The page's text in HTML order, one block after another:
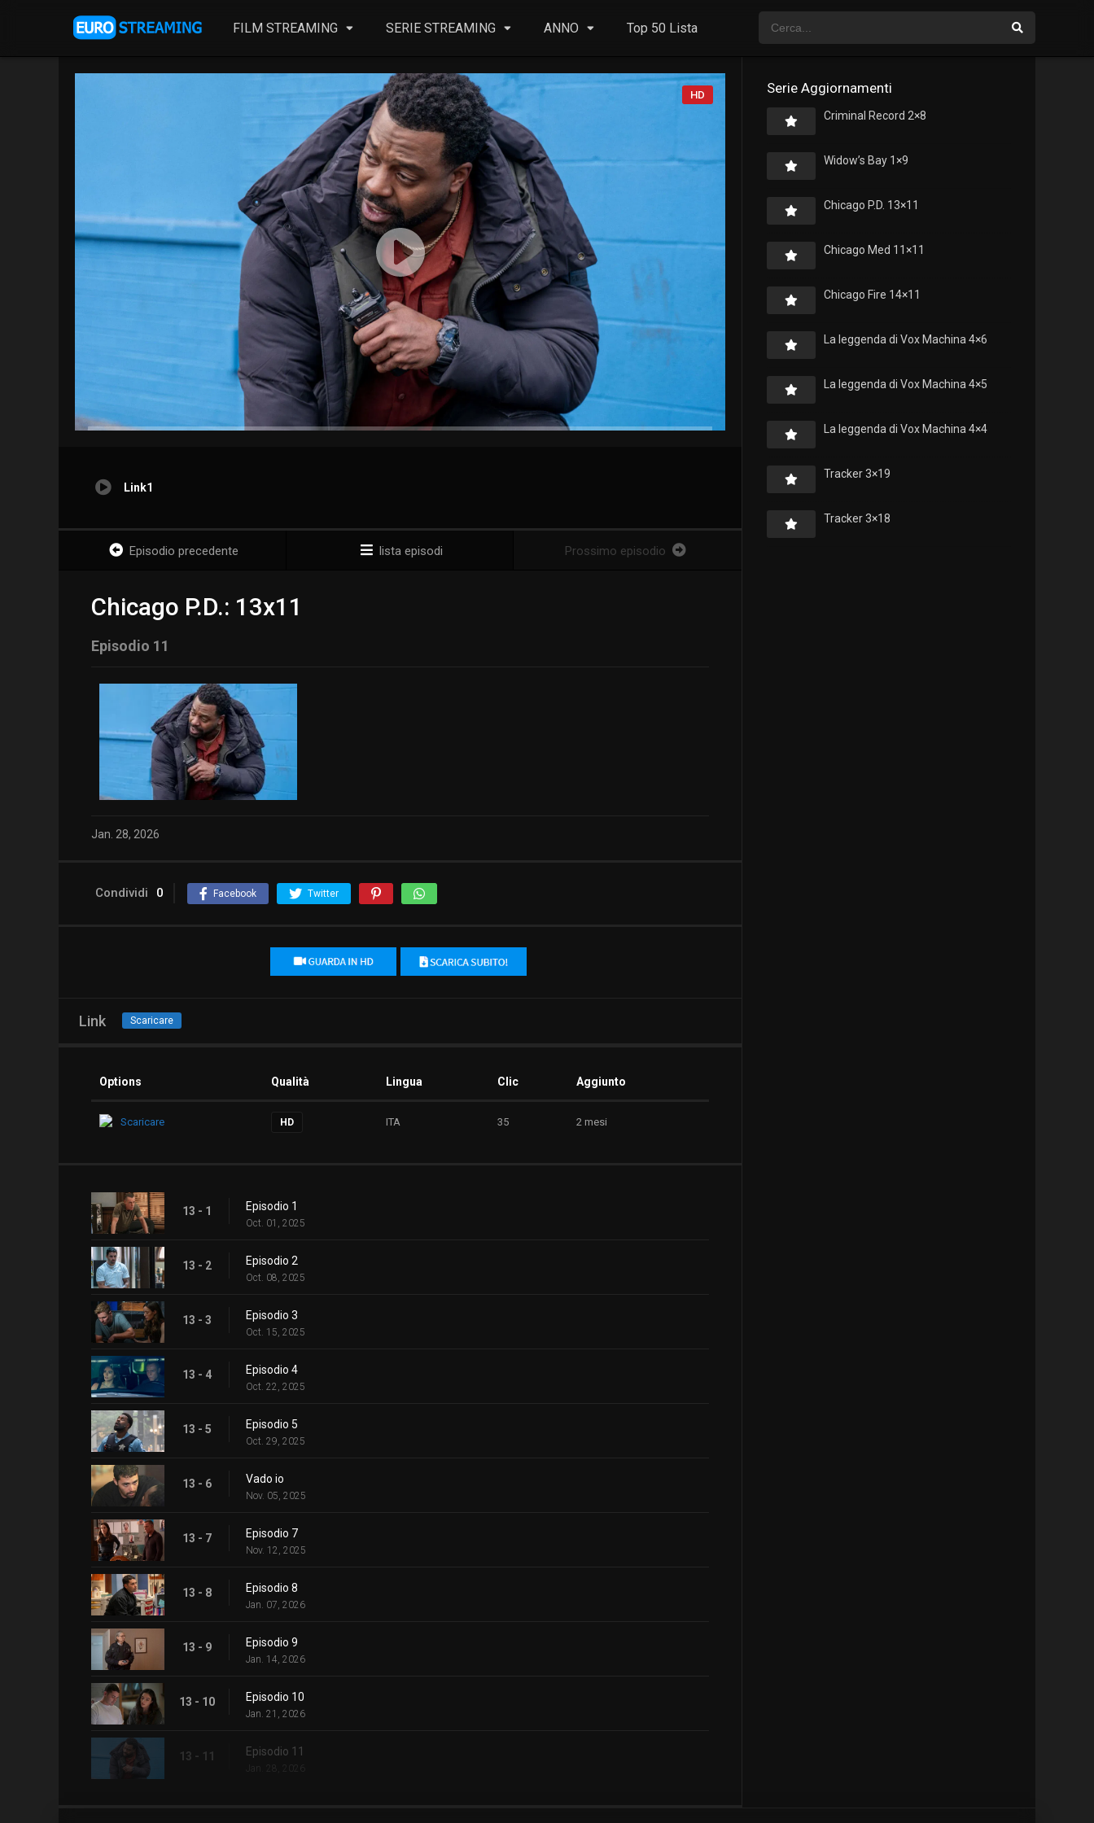
FILM STREAMING SERIE STREAMING ANNO Top 50 Lista
HD
Link1
Episodio precedente lista episodi Prossimo episodio
Chicago P.D.: 13x11
Episodio 11
Jan. 28, 2026
Condividi 0 Facebook Twitter
Link Scaricare
Options Qualità Lingua Clic Aggiunto
Scaricare HD ITA 35 2 mesi
13 - 1 Episodio 1
Oct. 01, 2025
13 - 2 Episodio 2
Oct. 08, 2025
13 - 3 Episodio 3
Oct. 15, 2025
13 - 4 Episodio 4
Oct. 22, 2025
13 - 5 Episodio 5
Oct. 29, 2025
13 - 6 Vado io
Nov. 05, 2025
13 - 7 Episodio 7
Nov. 12, 2025
13 - 8 Episodio 8
Jan. 07, 2026
13 - 9 Episodio 9
Jan. 14, 2026
13 - 10 Episodio 10
Jan. 21, 2026
13 - 11 Episodio 11
Jan. 28, 2026
Serie Aggiornamenti
Criminal Record 2×8
Widow’s Bay 1×9
Chicago P.D. 13×11
Chicago Med 11×11
Chicago Fire 14×11
La leggenda di Vox Machina 4×6
La leggenda di Vox Machina 4×5
La leggenda di Vox Machina 4×4
Tracker 3×19
Tracker 3×18